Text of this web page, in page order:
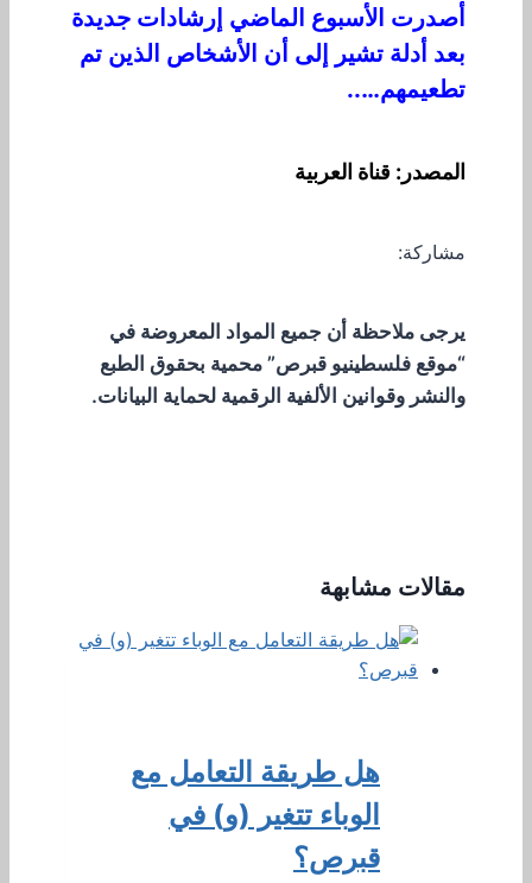
أصدرت الأسبوع الماضي إرشادات جديدة
بعد أدلة تشير إلى أن الأشخاص الذين تم
تطعيمهم…..
المصدر: قناة العربية
مشاركة:
يرجى ملاحظة أن جميع المواد المعروضة في
“موقع فلسطينيو قبرص” محمية بحقوق الطبع
والنشر وقوانين الألفية الرقمية لحماية البيانات.
مقالات مشابهة
هل طريقة التعامل مع
الوباء تتغير (و) في
قبرص؟